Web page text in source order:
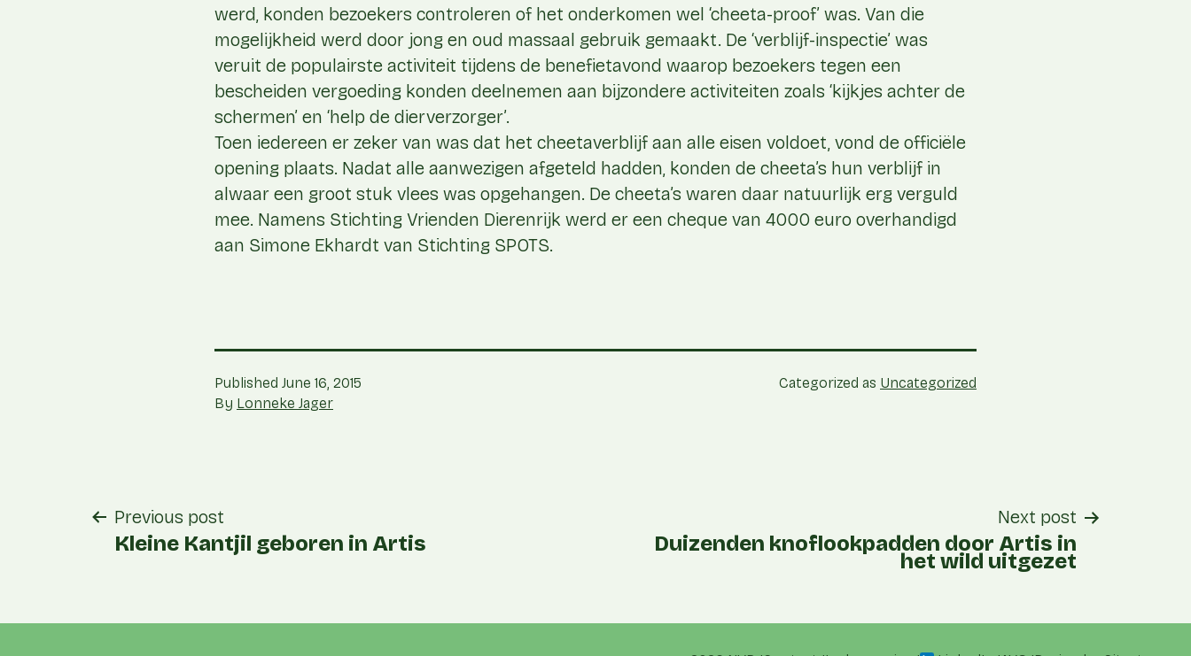
werd, konden bezoekers controleren of het onderkomen wel ‘cheeta-proof’ was. Van die
mogelijkheid werd door jong en oud massaal gebruik gemaakt. De ‘verblijf-inspectie’ was
veruit de populairste activiteit tijdens de benefietavond waarop bezoekers tegen een
bescheiden vergoeding konden deelnemen aan bijzondere activiteiten zoals ‘kijkjes achter de
schermen’ en ‘help de dierverzorger’.
Toen iedereen er zeker van was dat het cheetaverblijf aan alle eisen voldoet, vond de officiële
opening plaats. Nadat alle aanwezigen afgeteld hadden, konden de cheeta’s hun verblijf in
alwaar een groot stuk vlees was opgehangen. De cheeta’s waren daar natuurlijk erg verguld
mee. Namens Stichting Vrienden Dierenrijk werd er een cheque van 4000 euro overhandigd
aan Simone Ekhardt van Stichting SPOTS.
Published June 16, 2015
By Lonneke Jager
Categorized as Uncategorized
post
navigation
Previous post
Kleine Kantjil geboren in Artis
Next post
Duizenden knoflookpadden door Artis in
het wild uitgezet